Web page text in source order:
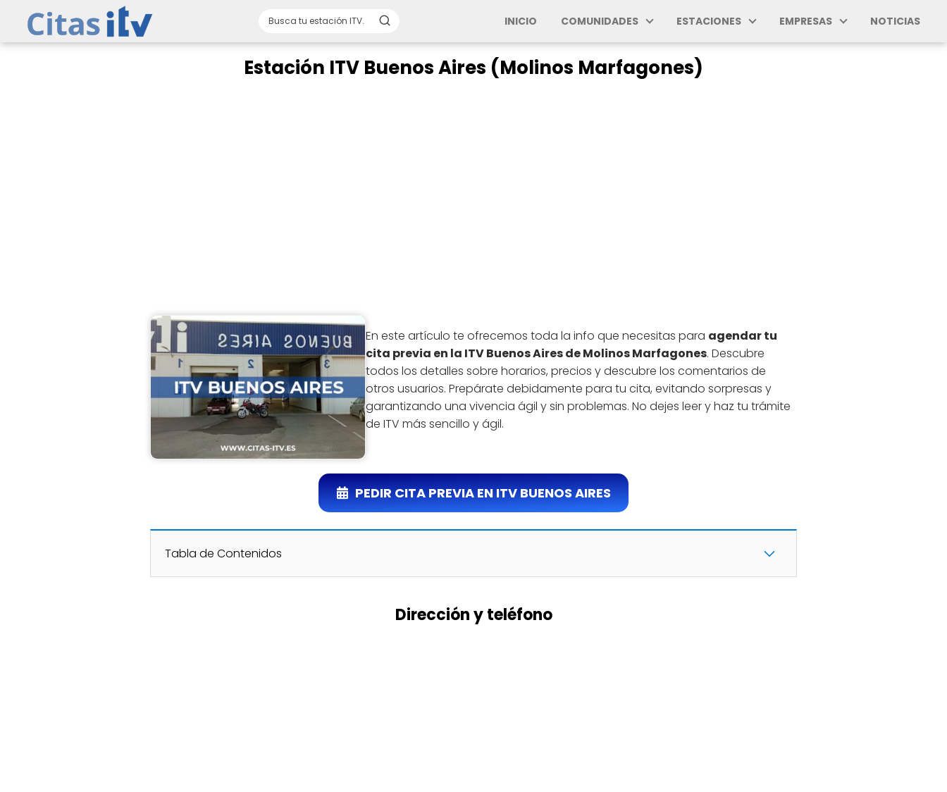
INICIO COMUNIDADES ESTACIONES EMPRESAS NOTICIAS
Estación ITV Buenos Aires (Molinos Marfagones)
En este artículo te ofrecemos toda la info que necesitas para agendar tu
cita previa en la ITV Buenos Aires de Molinos Marfagones. Descubre
todos los detalles sobre horarios, precios y descubre los comentarios de
otros usuarios. Prepárate debidamente para tu cita, evitando sorpresas y
garantizando una vivencia ágil y sin problemas. No dejes leer y haz tu trámite
de ITV más sencillo y ágil.
PEDIR CITA PREVIA EN ITV BUENOS AIRES
Tabla de Contenidos
Dirección y teléfono